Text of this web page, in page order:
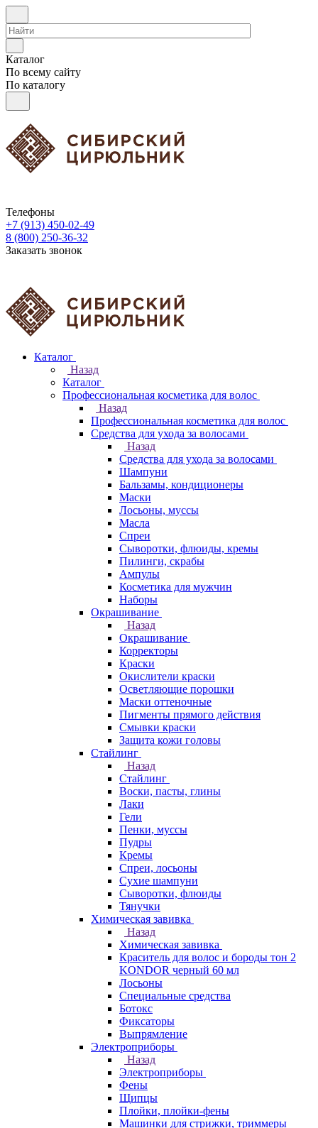
Каталог
По всему сайту
По каталогу
Телефоны
+7 (913) 450-02-49
8 (800) 250-36-32
Заказать звонок
Каталог
Назад
Каталог
Профессиональная косметика для волос
Назад
Профессиональная косметика для волос
Средства для ухода за волосами
Назад
Средства для ухода за волосами
Шампуни
Бальзамы, кондиционеры
Маски
Лосьоны, муссы
Масла
Спреи
Сыворотки, флюиды, кремы
Пилинги, скрабы
Ампулы
Косметика для мужчин
Наборы
Окрашивание
Назад
Окрашивание
Корректоры
Краски
Окислители краски
Осветляющие порошки
Маски оттеночные
Пигменты прямого действия
Смывки краски
Защита кожи головы
Стайлинг
Назад
Стайлинг
Воски, пасты, глины
Лаки
Гели
Пенки, муссы
Пудры
Кремы
Спреи, лосьоны
Сухие шампуни
Сыворотки, флюиды
Тянучки
Химическая завивка
Назад
Химическая завивка
Краситель для волос и бороды тон 2
KONDOR черный 60 мл
Лосьоны
Специальные средства
Ботокс
Фиксаторы
Выпрямление
Электроприборы
Назад
Электроприборы
Фены
Щипцы
Плойки, плойки-фены
Машинки для стрижки, триммеры